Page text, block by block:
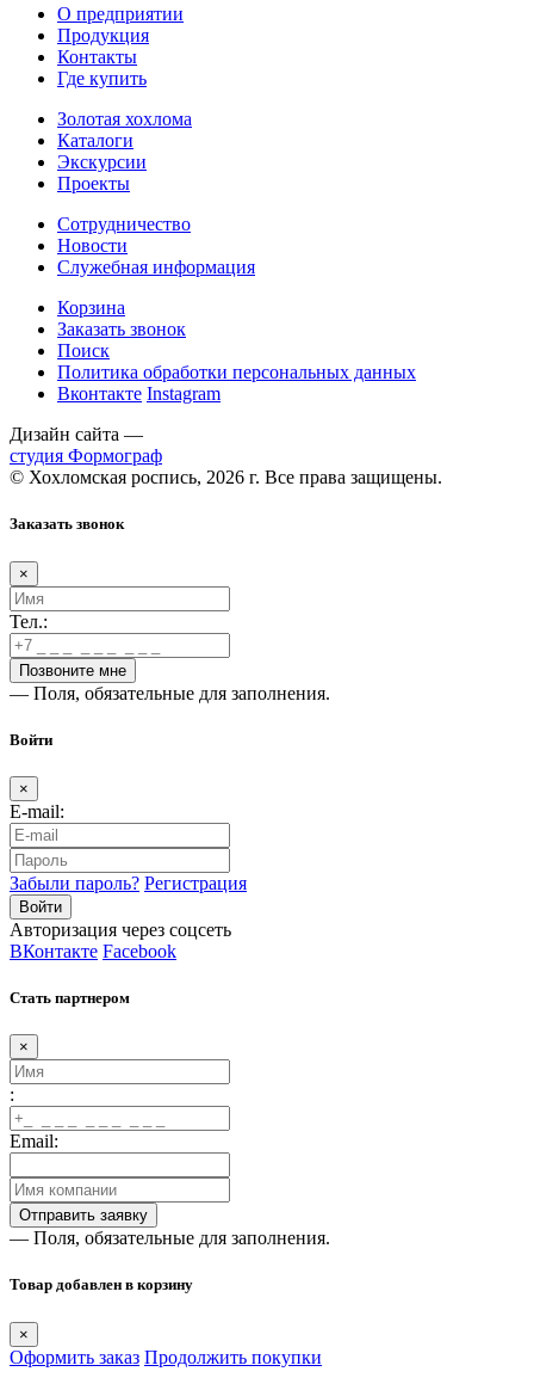
О предприятии
Продукция
Контакты
Где купить
Золотая хохлома
Каталоги
Экскурсии
Проекты
Сотрудничество
Новости
Служебная информация
Корзина
Заказать звонок
Поиск
Политика обработки персональных данных
Вконтакте Instagram
Дизайн сайта —
студия Формограф
© Хохломская роспись, 2026 г. Все права защищены.
Заказать звонок
×
Тел.:
— Поля, обязательные для заполнения.
Войти
×
E-mail:
Забыли пароль? Регистрация
Авторизация через соцсеть
ВКонтакте Facebook
Стать партнером
×
:
Email:
— Поля, обязательные для заполнения.
Товар добавлен в корзину
×
Оформить заказ Продолжить покупки